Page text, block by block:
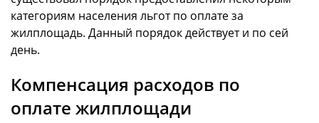
категориям населения льгот по оплате за
жилплощадь. Данный порядок действует и по сей
день.
Компенсация расходов по
оплате жилплощади